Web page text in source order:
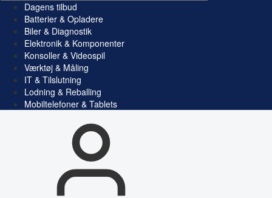
Dagens tilbud
Batterier & Opladere
Biler & Diagnostik
Elektronik & Komponenter
Konsoller & Videospil
Værktøj & Måling
IT & Tilslutning
Lodning & Reballing
Mobiltelefoner & Tablets